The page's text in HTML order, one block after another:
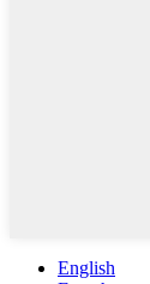
English